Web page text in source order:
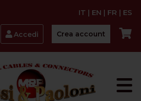
IT | EN | FR | ES
Accedi Crea account